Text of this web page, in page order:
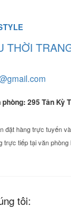
THỜI
295 Tân Kỳ
đặt hàng trực tuyến
trực tiếp tại văn
tôi: